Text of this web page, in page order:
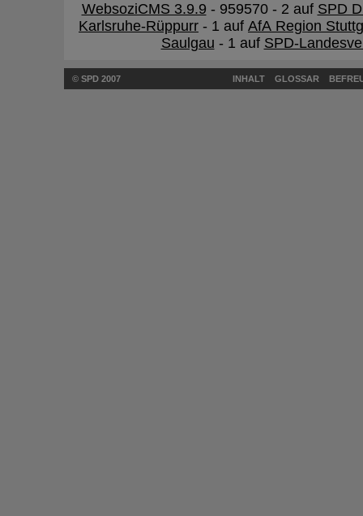
WebsoziCMS 3.9.9 - 959570 - 2 auf SPD
Karlsruhe-Rüppurr - 1 auf AfA Region
Saulgau - 1 auf SPD-
© SPD 2007 INHALT GLOSSAR